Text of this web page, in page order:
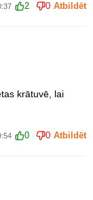
2 0 Atbildēt
krātuvē, lai
0 0 Atbildēt